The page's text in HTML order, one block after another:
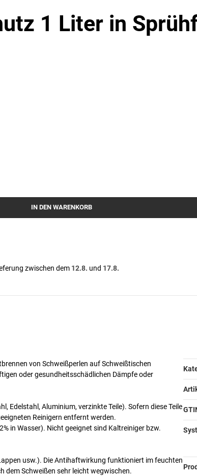
1 Liter in
IN DEN WARENKORB
zwischen dem 12.8. und 17.8.
von Schweißperlen auf Schweißtischen
oder gesundheitsschädlichen Dämpfe oder
Edelstahl, Aluminium, verzinkte Teile). Sofern diese Teile
Reinigern entfernt werden.
in Wasser). Nicht geeignet sind Kaltreiniger bzw.
usw.). Die Antihaftwirkung funktioniert im feuchten
dem Schweißen sehr leicht wegwischen.